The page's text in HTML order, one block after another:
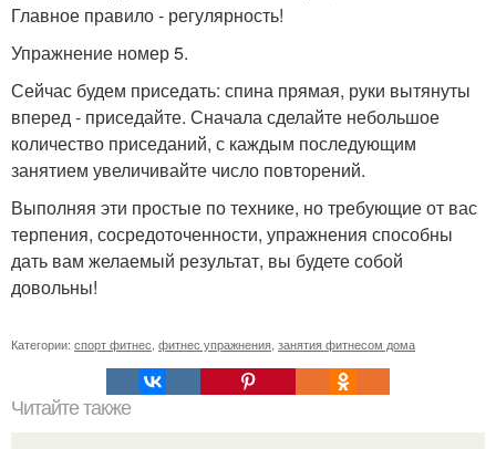
Главное правило - регулярность!
Упражнение номер 5.
Сейчас будем приседать: спина прямая, руки вытянуты
вперед - приседайте. Сначала сделайте небольшое
количество приседаний, с каждым последующим
занятием увеличивайте число повторений.
Выполняя эти простые по технике, но требующие от вас
терпения, сосредоточенности, упражнения способны
дать вам желаемый результат, вы будете собой
довольны!
Категории: спорт фитнес фитнес упражнения занятия фитнесом дома
Читайте также